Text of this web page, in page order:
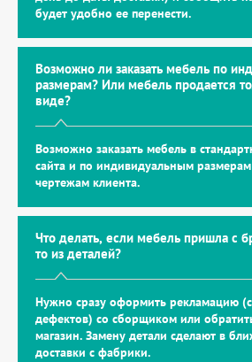
будет удобно ее перенести.
Возможно ли заказать мебель по
размерам? Или мебель продается
виде?
Возможно заказать мебель в
сайта и по индивидуальным
чертежам клиента.
Что делать, если мебель пришла с
то из деталей?
Нужно сразу оформить рекламацию
дефектов) со сборщиком или
магазин. Замену детали сделают в
доставки с фабрики.